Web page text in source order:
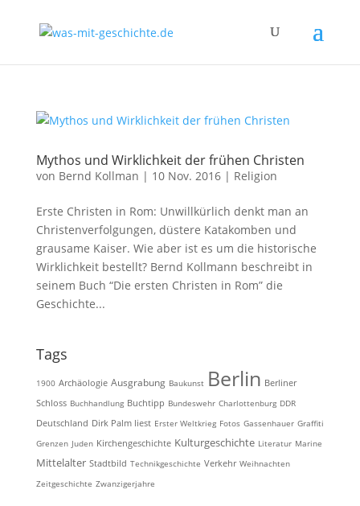
Mythos und Wirklichkeit der frühen Christen
von Bernd Kollman | 10 Nov. 2016| Religion
Erste Christen in Rom: Unwillkürlich denkt man an
Christenverfolgungen, düstere Katakomben und
grausame Kaiser. Wie aber ist es um die historische
Wirklichkeit bestellt? Bernd Kollmann beschreibt in
seinem Buch “Die ersten Christen in Rom” die
Geschichte...
Tags
1900 Archäologie Ausgrabung Baukunst Berlin Berliner
Schloss Buchhandlung Buchtipp Bundeswehr Charlottenburg DDR
Deutschland Dirk Palm liest Erster Weltkrieg Fotos Gassenhauer Graffiti
Grenzen Juden Kirchengeschichte Kulturgeschichte Literatur Marine
Mittelalter Stadtbild Technikgeschichte Verkehr Weihnachten
Zeitgeschichte Zwanzigerjahre